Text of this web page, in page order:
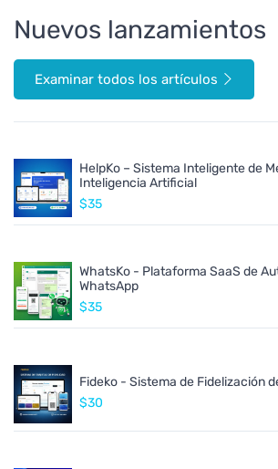
Nuevos lanzamientos
Examinar todos los artículos
HelpKo – Sistema Inteligente de
Inteligencia Artificial
$35
WhatsKo - Plataforma SaaS de
WhatsApp
$35
Fideko - Sistema de Fidelización
$30